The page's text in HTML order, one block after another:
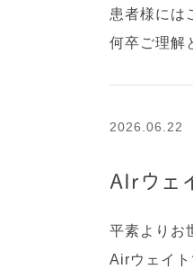
患者様には
何卒ご理解
2026.06.22
AIrウェ
平素よりお
Airウェイト